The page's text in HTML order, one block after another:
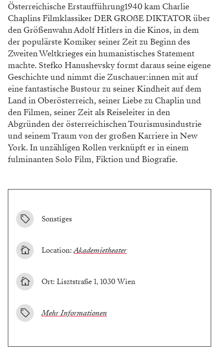
Österreichische Erstaufführung1940 kam Charlie
Chaplins Filmklassiker DER GROẞE DIKTATOR über
den Größenwahn Adolf Hitlers in die Kinos, in dem
der populärste Komiker seiner Zeit zu Beginn des
Zweiten Weltkrieges ein humanistisches Statement
machte. Stefko Hanushevsky formt daraus seine eigene
Geschichte und nimmt die Zuschauer:innen mit auf
eine fantastische Bustour zu seiner Kindheit auf dem
Land in Oberösterreich, seiner Liebe zu Chaplin und
den Filmen, seiner Zeit als Reiseleiter in den
Abgründen der österreichischen Tourismusindustrie
und seinem Traum von der großen Karriere in New
York. In unzähligen Rollen verknüpft er in einem
fulminanten Solo Film, Fiktion und Biografie.
Sonstiges
Location:Akademietheater
Ort: Lisztstraße 1, 1030 Wien
Mehr Informationen